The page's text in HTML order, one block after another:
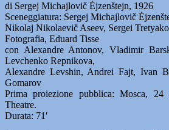
di Sergej Michajlovič Ėjzenštejn, 1926
Sceneggiatura: Sergej Michajlovič
Nikolaj Nikolaevič Aseev, Sergei
Fotografia, Eduard Tisse
con Alexandre Antonov, Vladimir
Levchenko Repnikova,
Alexandre Levshin, Andrei Fajt, Ivan
Gomarov
Prima proiezione pubblica: Mosca, 24
Theatre.
Durata: 71′